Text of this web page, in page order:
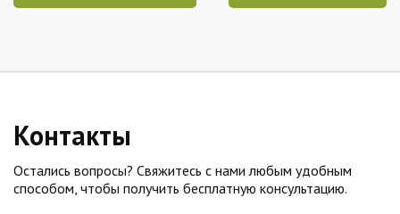
Контакты
Остались вопросы? Свяжитесь с нами любым удобным
способом, чтобы получить бесплатную консультацию.